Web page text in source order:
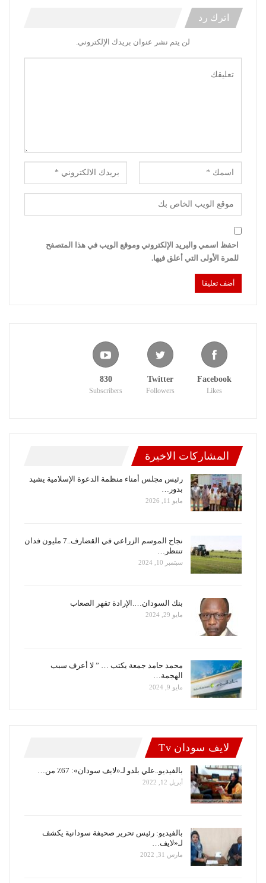
اترك رد
لن يتم نشر عنوان بريدك الإلكتروني.
احفظ اسمي والبريد الإلكتروني وموقع الويب في هذا المتصفح
للمرة الأولى التي أعلق فيها.
Facebook
Likes
Twitter
Followers
830
Subscribers
المشاركات الاخيرة
رئيس مجلس أمناء منظمة الدعوة الإسلامية يشيد
بدور…
مايو 11, 2026
نجاح الموسم الزراعي في القضارف..7 مليون فدان
تنتظر…
سبتمبر 10, 2024
بنك السودان….الإرادة تقهر الصعاب
مايو 29, 2024
محمد حامد جمعة يكتب … ” لا أعرف سبب
الهجمة…
مايو 9, 2024
لايف سودان Tv
بالفيديو..علي بلدو لـ«لايف سودان»: 67٪ من…
أبريل 12, 2022
بالفيديو: رئيس تحرير صحيفة سودانية يكشف
لـ«لايف…
مارس 31, 2022